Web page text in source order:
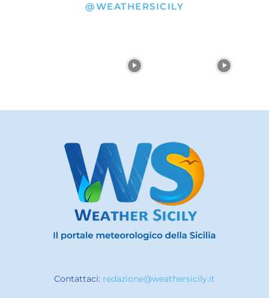
@WEATHERSICILY
Contattaci: redazione@weathersicily.it